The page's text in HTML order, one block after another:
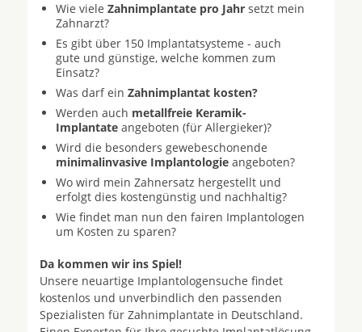
Wie viele Zahnimplantate pro Jahr setzt mein
Zahnarzt?
Es gibt über 150 Implantatsysteme - auch
gute und günstige, welche kommen zum
Einsatz?
Was darf ein Zahnimplantat kosten?
Werden auch metallfreie Keramik-
Implantate angeboten (für Allergieker)?
Wird die besonders gewebeschonende
minimalinvasive Implantologie angeboten?
Wo wird mein Zahnersatz hergestellt und
erfolgt dies kostengünstig und nachhaltig?
Wie findet man nun den fairen Implantologen
um Kosten zu sparen?
Da kommen wir ins Spiel!
Unsere neuartige Implantologensuche findet
kostenlos und unverbindlich den passenden
Spezialisten für Zahnimplantate in Deutschland.